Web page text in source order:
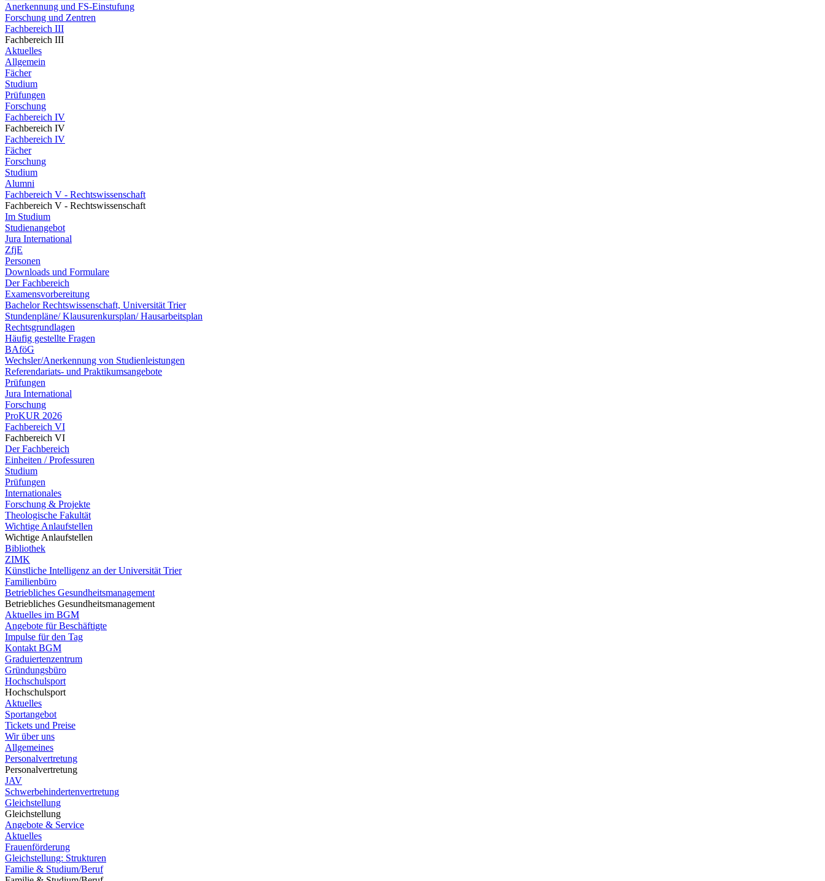
Anerkennung und FS-Einstufung
Forschung und Zentren
Fachbereich III
Fachbereich III
Aktuelles
Allgemein
Fächer
Studium
Prüfungen
Forschung
Fachbereich IV
Fachbereich IV
Fachbereich IV
Fächer
Forschung
Studium
Alumni
Fachbereich V - Rechtswissenschaft
Fachbereich V - Rechtswissenschaft
Im Studium
Studienangebot
Jura International
ZfjE
Personen
Downloads und Formulare
Der Fachbereich
Examensvorbereitung
Bachelor Rechtswissenschaft, Universität Trier
Stundenpläne/ Klausurenkursplan/ Hausarbeitsplan
Rechtsgrundlagen
Häufig gestellte Fragen
BAföG
Wechsler/Anerkennung von Studienleistungen
Referendariats- und Praktikumsangebote
Prüfungen
Jura International
Forschung
ProKUR 2026
Fachbereich VI
Fachbereich VI
Der Fachbereich
Einheiten / Professuren
Studium
Prüfungen
Internationales
Forschung & Projekte
Theologische Fakultät
Wichtige Anlaufstellen
Wichtige Anlaufstellen
Bibliothek
ZIMK
Künstliche Intelligenz an der Universität Trier
Familienbüro
Betriebliches Gesundheitsmanagement
Betriebliches Gesundheitsmanagement
Aktuelles im BGM
Angebote für Beschäftigte
Impulse für den Tag
Kontakt BGM
Graduiertenzentrum
Gründungsbüro
Hochschulsport
Hochschulsport
Aktuelles
Sportangebot
Tickets und Preise
Wir über uns
Allgemeines
Personalvertretung
Personalvertretung
JAV
Schwerbehindertenvertretung
Gleichstellung
Gleichstellung
Angebote & Service
Aktuelles
Frauenförderung
Gleichstellung: Strukturen
Familie & Studium/Beruf